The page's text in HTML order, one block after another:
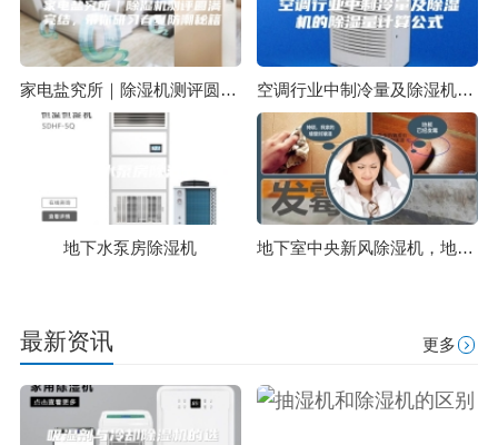
家电盐究所｜除湿机测评圆满完结，带你研习春夏防潮秘籍 空调行业中制冷量及除湿机的除湿量计算公式
地下水泵房除湿机 地下室中央新风除湿机，地下室通风与除湿解决方案
最新资讯 更多